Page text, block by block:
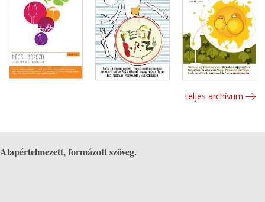
teljes archívum
Alapértelmezett, formázott szöveg.